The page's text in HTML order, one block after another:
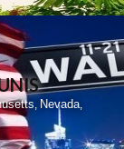
, Nevada,